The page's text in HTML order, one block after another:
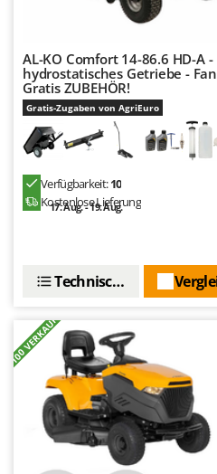
Wolf Garten
Wortex
Worx
Y
Z
ZGrills
Zomax
AL-KO Comfort 14-86.6 HD-A
hydrostatisches Getriebe -
Gratis ZUBEHÖR!
Gratis-Zugaben von AgriEuro
Verfügbarkeit:10
Kostenlose Lieferung
17. Aug. - 19. Aug.
Technische Daten
+100 VERKAUFT